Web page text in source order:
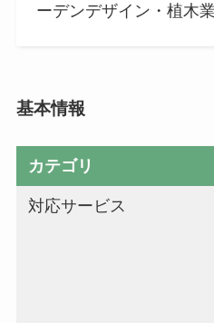
ーデンデザイン・植木業
基本情報
カテゴリ
対応サービス